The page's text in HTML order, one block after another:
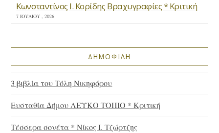
Κωνσταντίνος Ι. Κορίδης Βραχυγραφίες * Κριτική
7 ΙΟΥΛΊΟΥ , 2026
ΔΗΜΟΦΙΛΗ
3 βιβλία του Τόλη Νικηφόρου
Ευσταθία Δήμου ΛΕΥΚΟ ΤΟΠΙΟ * Κριτική
Τέσσερα σονέτα * Νίκος Ι. Τζώρτζης